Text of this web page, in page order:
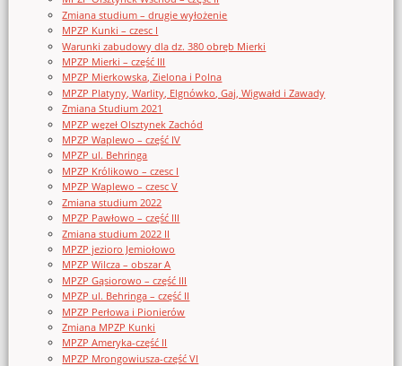
Zmiana studium – drugie wyłożenie
MPZP Kunki – czesc I
Warunki zabudowy dla dz. 380 obręb Mierki
MPZP Mierki – część III
MPZP Mierkowska, Zielona i Polna
MPZP Platyny, Warlity, Elgnówko, Gaj, Wigwałd i Zawady
Zmiana Studium 2021
MPZP węzeł Olsztynek Zachód
MPZP Waplewo – część IV
MPZP ul. Behringa
MPZP Królikowo – czesc I
MPZP Waplewo – czesc V
Zmiana studium 2022
MPZP Pawłowo – część III
Zmiana studium 2022 II
MPZP jezioro Jemiołowo
MPZP Wilcza – obszar A
MPZP Gąsiorowo – część III
MPZP ul. Behringa – część II
MPZP Perłowa i Pionierów
Zmiana MPZP Kunki
MPZP Ameryka-część II
MPZP Mrongowiusza-część VI